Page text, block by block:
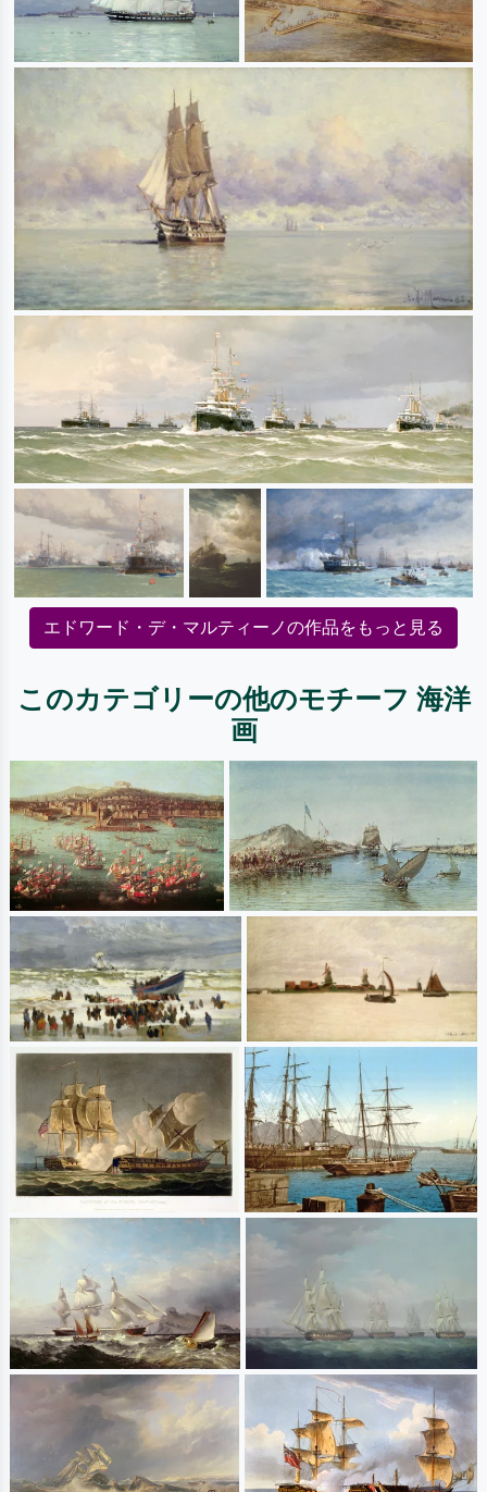
エドワード・デ・マルティーノの作品をもっと見る
このカテゴリーの他のモチーフ 海洋
画